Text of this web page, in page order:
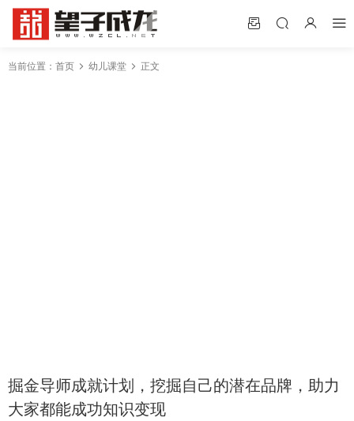
当前位置： 首页 幼儿课堂 正文
掘金导师成就计划，挖掘自己的潜在品牌，助力
大家都能成功知识变现